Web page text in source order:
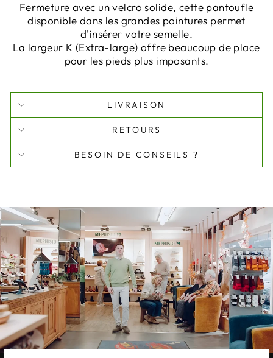
Fermeture avec un velcro solide, cette pantoufle
disponible dans les grandes pointures permet
d'insérer votre semelle.
La largeur K (Extra-large) offre beaucoup de place
pour les pieds plus imposants.
LIVRAISON
RETOURS
BESOIN DE CONSEILS ?